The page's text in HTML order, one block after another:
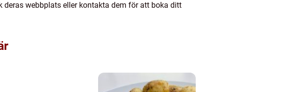
deras webbplats eller kontakta dem för att boka ditt